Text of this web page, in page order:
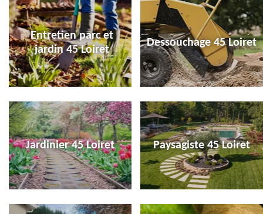
Entretien parc et
jardin 45 Loiret
Dessouchage 45 Loiret
Jardinier 45 Loiret Paysagiste 45 Loiret